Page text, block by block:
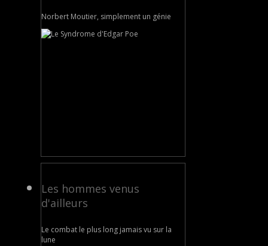
Norbert Moutier, simplement un génie
Les hommes venus
d'ailleurs
Le combat le plus long jamais vu sur la
lune